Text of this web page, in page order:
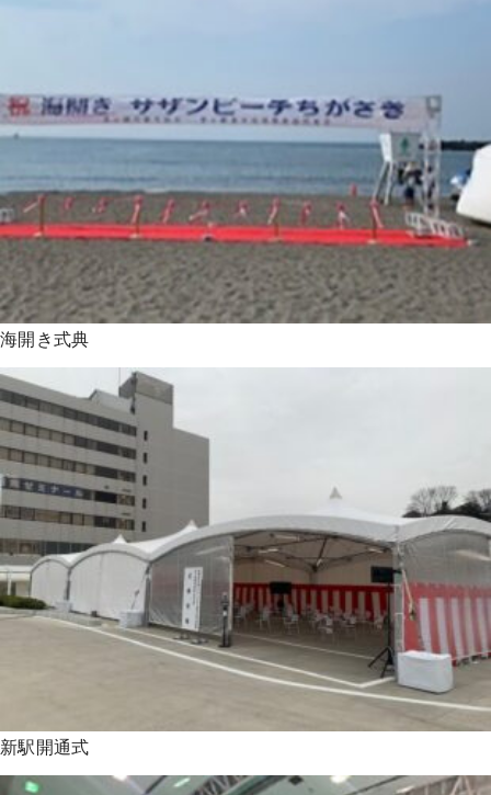
海開き式典
新駅開通式